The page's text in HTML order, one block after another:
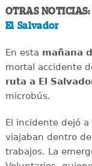
OTRAS NOTICIAS:
El Salvador
En esta mañana
mortal accidente
ruta a El
microbús.
El incidente dejó
viajaban dentro
trabajos. La